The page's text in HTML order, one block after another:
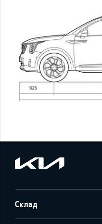
Склад